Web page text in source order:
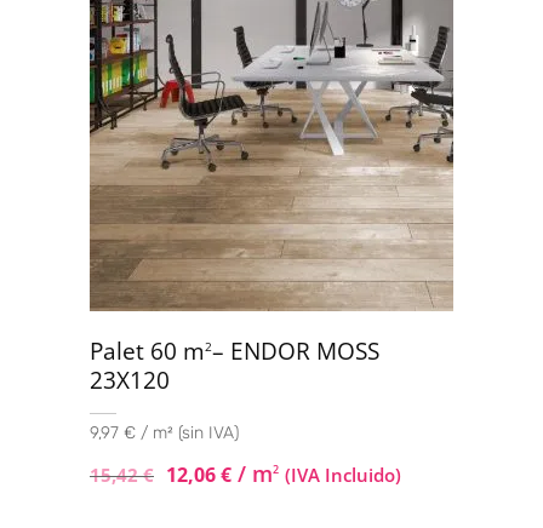
Palet 60 m2– ENDOR MOSS
23X120
9,97 € / m² (sin IVA)
15,42€ 12,06€ / m2 (IVA Incluido)